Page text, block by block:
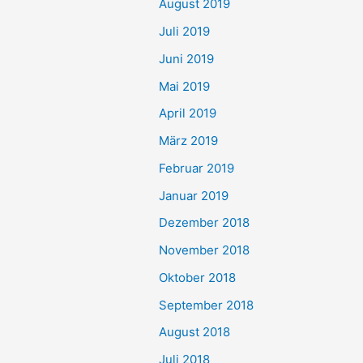
August 2019
Juli 2019
Juni 2019
Mai 2019
April 2019
März 2019
Februar 2019
Januar 2019
Dezember 2018
November 2018
Oktober 2018
September 2018
August 2018
Juli 2018